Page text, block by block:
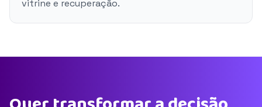
vitrine e recuperação.